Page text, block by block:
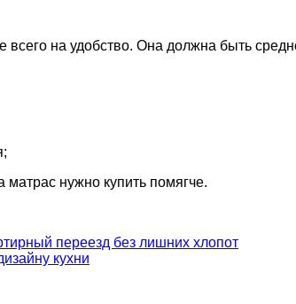
на удобство. Она должна быть
нужно купить помягче.
переезд без лишних хлопот
кухни